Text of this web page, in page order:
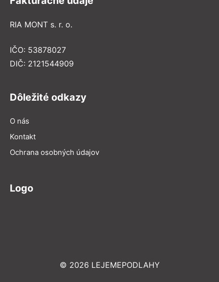
RIA MONT s. r. o.
IČO: 53878027
DIČ: 2121544909
Dôležité odkazy
O nás
Kontakt
Ochrana osobných údajov
Logo
© 2026 LEJEMEPODLAHY